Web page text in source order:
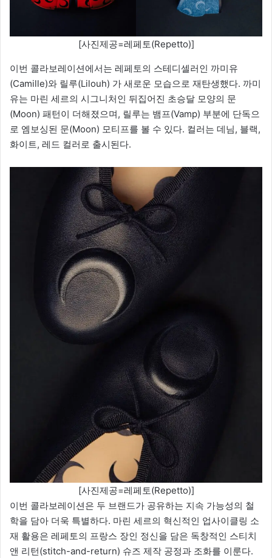
[사진제공=레페토(Repetto)]
이번 콜라보레이션에서는 레페토의 스테디셀러인 까미유
(Camille)와 릴루(Lilouh) 가 새로운 모습으로 재탄생했다. 까미
유는 마린 세르의 시그니처인 뒤집어진 초승달 모양의 문
(Moon) 패턴이 더해졌으며, 릴루는 뱀프(Vamp) 부분에 단독으
로 엠보싱된 문(Moon) 모티프를 볼 수 있다. 컬러는 데님, 블랙,
화이트, 레드 컬러로 출시된다.
[사진제공=레페토(Repetto)]
이번 콜라보레이션은 두 브랜드가 공유하는 지속 가능성의 철
학을 담아 더욱 특별하다. 마린 세르의 혁신적인 업사이클링 소
재 활용은 레페토의 프랑스 장인 정신을 담은 독창적인 스티치
앤 리턴(stitch-and-return) 슈즈 제작 공정과 조화를 이룬다.